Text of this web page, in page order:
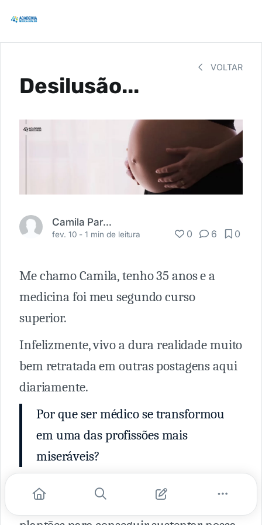
VOLTAR
Desilusão...
Camila Parrela
fev. 10 -1 min de leitura 0 6 0
Me chamo Camila, tenho 35 anos e a
medicina foi meu segundo curso
superior.
Infelizmente, vivo a dura realidade muito
bem retratada em outras postagens aqui
diariamente.
Por que ser médico se transformou
em uma das profissões mais
miseráveis?
meses e meio e terei que retornar aos